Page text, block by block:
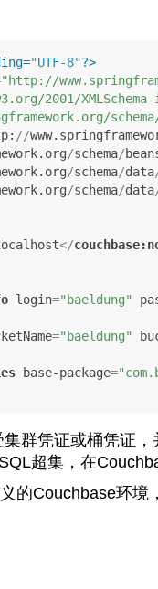
"UTF-8"?>
"http://
2001/
//
/schema/
/schema/data
/schema/data
</
login="baeldung"
="baeldung"
base-package=
集群凭证或桶凭证，
超集，在
的Couchbase环境